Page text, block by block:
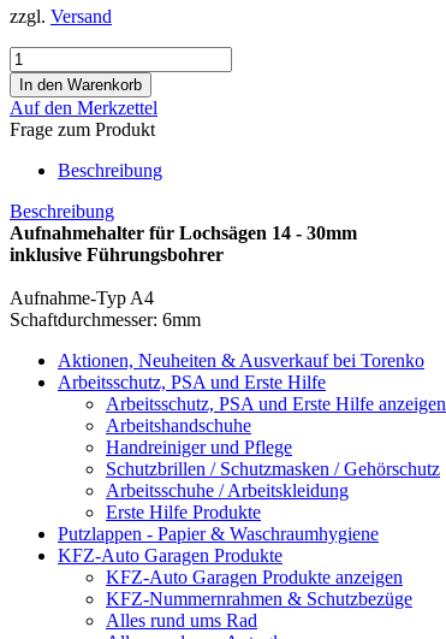
zzgl. Versand
Auf den Merkzettel
Frage zum Produkt
Beschreibung
Beschreibung
Aufnahmehalter für Lochsägen 14 - 30mm
inklusive Führungsbohrer
Aufnahme-Typ A4
Schaftdurchmesser: 6mm
Aktionen, Neuheiten & Ausverkauf bei Torenko
Arbeitsschutz, PSA und Erste Hilfe
Arbeitsschutz, PSA und Erste Hilfe anzeigen
Arbeitshandschuhe
Handreiniger und Pflege
Schutzbrillen / Schutzmasken / Gehörschutz
Arbeitsschuhe / Arbeitskleidung
Erste Hilfe Produkte
Putzlappen - Papier & Waschraumhygiene
KFZ-Auto Garagen Produkte
KFZ-Auto Garagen Produkte anzeigen
KFZ-Nummernrahmen & Schutzbezüge
Alles rund ums Rad